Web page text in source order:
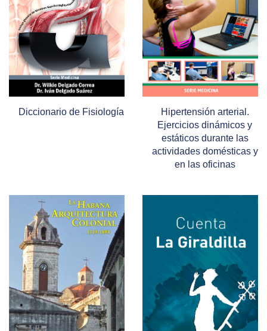
Diccionario de Fisiología
Hipertensión arterial.
Ejercicios dinámicos y
estáticos durante las
actividades domésticas y
en las oficinas